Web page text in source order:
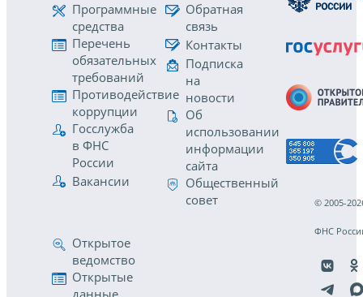
Программные
средства
Перечень
обязательных
требований
Противодействие
коррупции
Госслужба
в ФНС
России
Вакансии
Обратная
связь
Контакты
Подписка
на
новости
Об
использовании
информации
сайта
Общественный
совет
Открытое
ведомство
Открытые
© 2005-
ФНС